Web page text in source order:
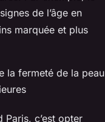
de l’âge en
marquée et plus
la fermeté de la peau
c’est opter